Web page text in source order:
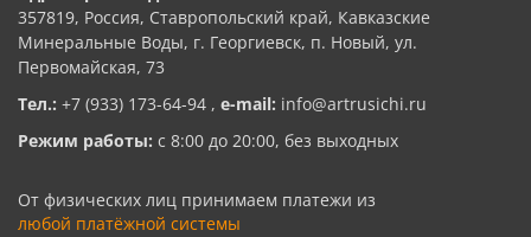
357819, Россия, Ставропольский край, Кавказские
Минеральные Воды, г. Георгиевск, п. Новый, ул.
Первомайская, 73
Тел.: +7 (933) 173-64-94 , e-mail: info@artrusichi.ru
Режим работы: с 8:00 до 20:00, без выходных
От физических лиц принимаем платежи из
любой платёжной системы